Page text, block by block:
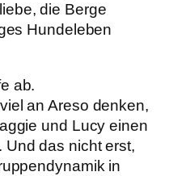
die Berge
Hundeleben
ab.
an Areso denken,
und Lucy einen
das nicht erst,
in